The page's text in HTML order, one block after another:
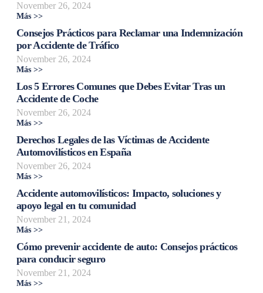
November 26, 2024
Más >>
Consejos Prácticos para Reclamar una Indemnización
por Accidente de Tráfico
November 26, 2024
Más >>
Los 5 Errores Comunes que Debes Evitar Tras un
Accidente de Coche
November 26, 2024
Más >>
Derechos Legales de las Víctimas de Accidente
Automovilísticos en España
November 26, 2024
Más >>
Accidente automovilísticos: Impacto, soluciones y
apoyo legal en tu comunidad
November 21, 2024
Más >>
Cómo prevenir accidente de auto: Consejos prácticos
para conducir seguro
November 21, 2024
Más >>